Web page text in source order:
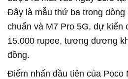
Đây là mẫu thứ ba trong dòng
chuẩn và M7 Pro 5G, dự kiến
15.000 rupee, tương đương
đồng.
Điểm nhấn đầu tiên của Poco